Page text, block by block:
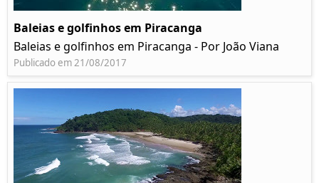
Baleias e golfinhos em Piracanga
Baleias e golfinhos em Piracanga - Por João Viana
Publicado em 21/08/2017